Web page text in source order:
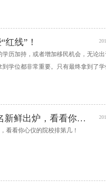
一年到底需要准备多少费用呢？可能
做一个详细的解析。
红线”！
历加持，或者增加移民机会，无论
学位都非常重要。只有最终拿到了学
才能够顺利进行。谁也不想出国花费
学校开除学籍不能毕业，所有的付出
有哪些情况容易遭到学校的开除学
红线？
2020 QS世界大学排名新鲜出炉，看看你心仪的院校排第几！
看看你心仪的院校排第几！